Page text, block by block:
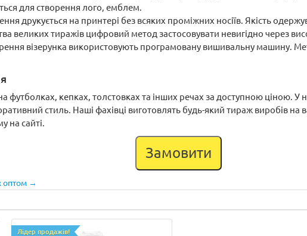
для створення лого, емблем.
друкується на принтері без всяких проміжних носіїв. Якість
великих тиражів цифровий метод застосовувати невигідно через
візерунка використовують програмовану вишивальну машину.
футболках, кепках, толстовках та інших речах за доступною ціною.
стиль. Наші фахівці виготовлять будь-який тираж виробів
на сайті.
Замовити
оптом →
Лідер продажів!